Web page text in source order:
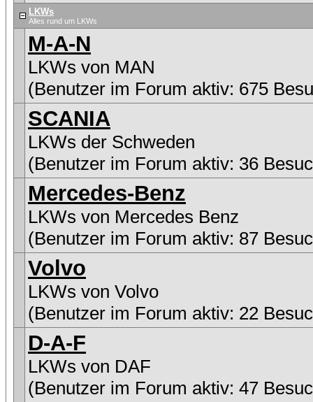
LKWs
Alles rund um LKWs
M-A-N
LKWs von MAN
(Benutzer im Forum aktiv: 675
SCANIA
LKWs der Schweden
(Benutzer im Forum aktiv: 36
Mercedes-Benz
LKWs von Mercedes Benz
(Benutzer im Forum aktiv: 87
Volvo
LKWs von Volvo
(Benutzer im Forum aktiv: 22
D-A-F
LKWs von DAF
(Benutzer im Forum aktiv: 47